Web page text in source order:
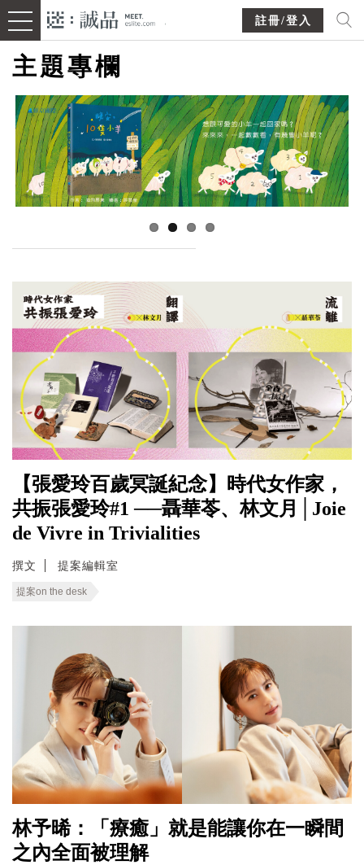
註冊/登入
主題專欄
【張愛玲百歲冥誕紀念】時代女作家，
共振張愛玲#1 ──聶華苓、林文月│Joie
de Vivre in Trivialities
撰文 提案編輯室
提案on the desk
林予晞：「療癒」就是能讓你在一瞬間
之內全面被理解